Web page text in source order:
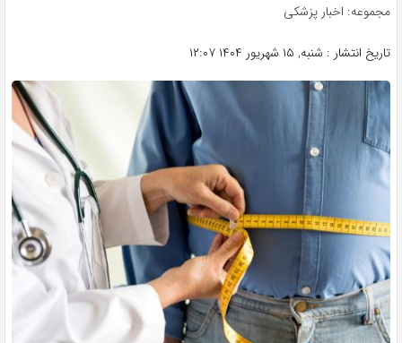
مجموعه: اخبار پزشکی
تاریخ انتشار : شنبه, ۱۵ شهریور ۱۴۰۴ ۱۲:۰۷